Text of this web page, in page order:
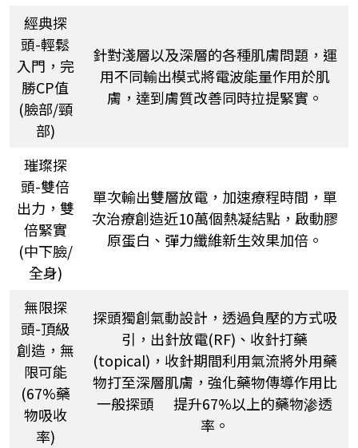
經典探
頭-輕鬆
入門，完
勝CP值
(臉部/頸
部)
針對淺層以及深層的各種肌膚問題，運
用不同輸出模式將電波能量作用於肌
膚，達到膚質改善同時拉提緊實。
璀璨探
頭-雙倍
出力，雙
倍緊實
(中下臉/
全身)
單次輸出雙層放電，加速療程時間，單
次治療創造近10萬個熱凝結點，啟動膠
原蛋白、彈力纖維新生效果加倍。
無限探
頭-頂級
創造，無
限可能
(67%藥
物吸收
率)
探頭獨創氣動設計，透過負壓的方式吸
引，出針放電(RF)、收針打藥
(topical)，收針期間利用氣流將外用藥
物打至深層肌膚，強化藥物傳導作用比
一般探頭 提升67%以上的藥物渗透
率。